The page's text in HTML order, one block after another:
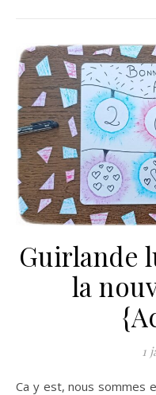
Guirlande
la
1
Ca y est, nous sommes en 2026 ! Je profite de ce premier